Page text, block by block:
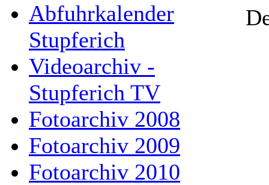
Abfuhrkalender
Stupferich
Videoarchiv -
Stupferich TV
Fotoarchiv 2008
Fotoarchiv 2009
Fotoarchiv 2010